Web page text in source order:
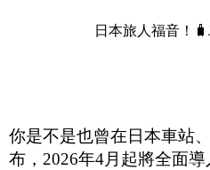
日本旅人福音！
你是不是也曾在日本車站
布，2026年4月起將全面